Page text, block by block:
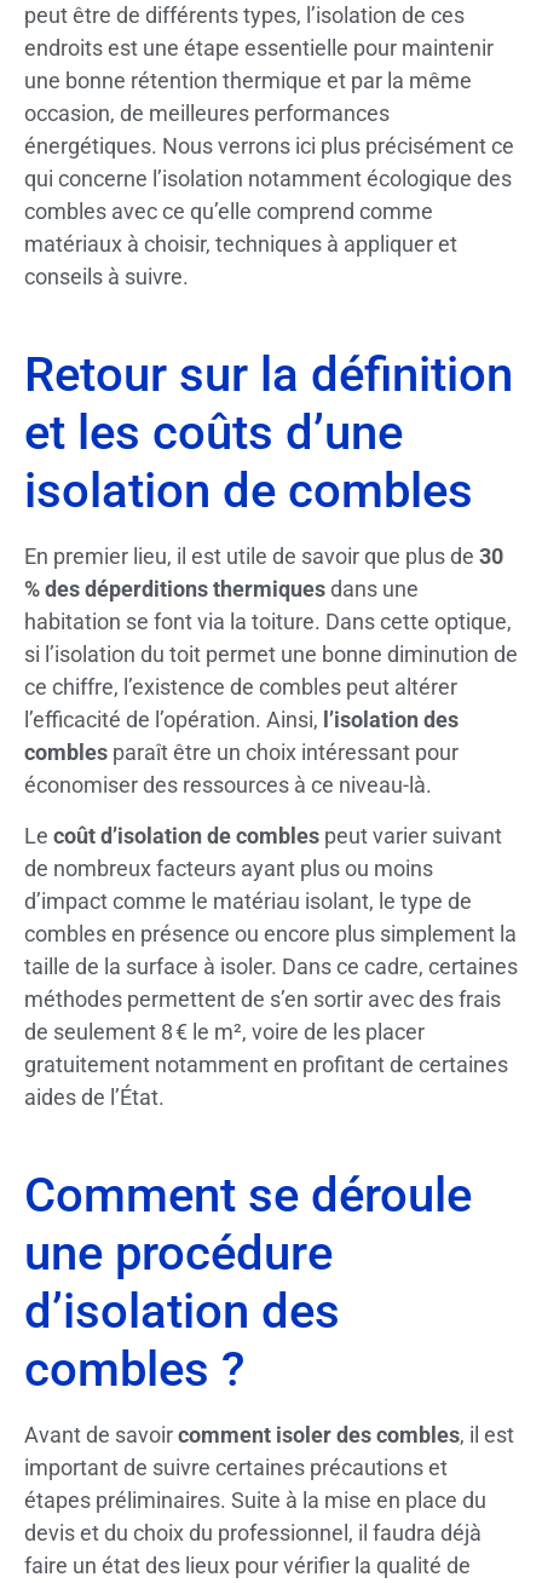
peut être de différents types, l’isolation de ces
endroits est une étape essentielle pour maintenir
une bonne rétention thermique et par la même
occasion, de meilleures performances
énergétiques. Nous verrons ici plus précisément ce
qui concerne l’isolation notamment écologique des
combles avec ce qu’elle comprend comme
matériaux à choisir, techniques à appliquer et
conseils à suivre.
Retour sur la définition
et les coûts d’une
isolation de combles
En premier lieu, il est utile de savoir que plus de 30
% des déperditions thermiquesdans une
habitation se font via la toiture. Dans cette optique,
si l’isolation du toit permet une bonne diminution de
ce chiffre, l’existence de combles peut altérer
l’efficacité de l’opération. Ainsi, l’isolation des
combles paraît être un choix intéressant pour
économiser des ressources à ce niveau-là.
Le coût d’isolation de combles peut varier suivant
de nombreux facteurs ayant plus ou moins
d’impact comme le matériau isolant, le type de
combles en présence ou encore plus simplement la
taille de la surface à isoler. Dans ce cadre, certaines
méthodes permettent de s’en sortir avec des frais
de seulement 8 € le m², voire de les placer
gratuitement notamment en profitant de certaines
aides de l’État.
Comment se déroule
une procédure
d’isolation des
combles ?
Avant de savoircomment isoler des combles, il est
important de suivre certaines précautions et
étapes préliminaires. Suite à la mise en place du
devis et du choix du professionnel, il faudra déjà
faire un état des lieux pour vérifier la qualité de